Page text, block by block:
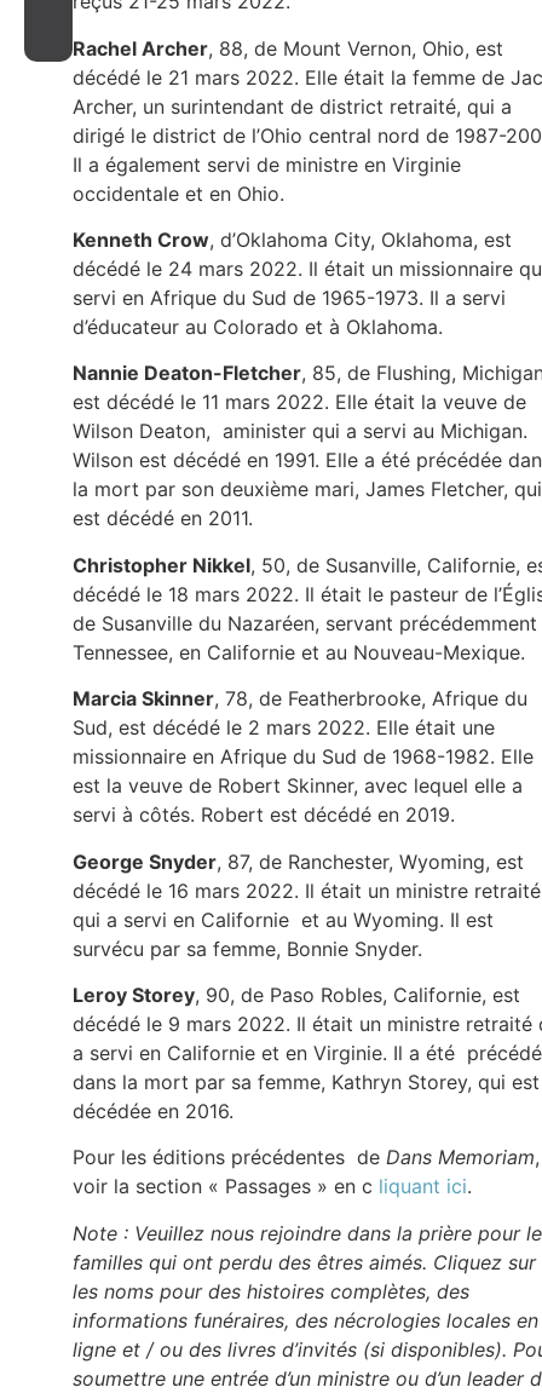
Rachel Archer, 88, de Mount Vernon, Ohio, est
décédé le 21 mars 2022. Elle était la femme de
Archer, un surintendant de district retraité, qui a
dirigé le district de l’Ohio central nord de 1987-
Il a également servi de ministre en Virginie
occidentale et en Ohio.
Kenneth Crow, d’Oklahoma City, Oklahoma, est
décédé le 24 mars 2022. Il était un missionnaire
servi en Afrique du Sud de 1965-1973. Il a servi
d’éducateur au Colorado et à Oklahoma.
Nannie Deaton-Fletcher, 85, de Flushing,
est décédé le 11 mars 2022. Elle était la veuve de
Wilson Deaton, aminister qui a servi au Michigan.
Wilson est décédé en 1991. Elle a été précédée
la mort par son deuxième mari, James Fletcher, qui
est décédé en 2011.
Christopher Nikkel, 50, de Susanville, Californie,
décédé le 18 mars 2022. Il était le pasteur de
de Susanville du Nazaréen, servant précédemment
Tennessee, en Californie et au Nouveau-Mexique.
Marcia Skinner, 78, de Featherbrooke, Afrique du
Sud, est décédé le 2 mars 2022. Elle était une
missionnaire en Afrique du Sud de 1968-1982. Elle
est la veuve de Robert Skinner, avec lequel elle a
servi à côtés. Robert est décédé en 2019.
George Snyder, 87, de Ranchester, Wyoming, est
décédé le 16 mars 2022. Il était un ministre retraité
qui a servi en Californie et au Wyoming. Il est
survécu par sa femme, Bonnie Snyder.
Leroy Storey, 90, de Paso Robles, Californie, est
décédé le 9 mars 2022. Il était un ministre retraité
a servi en Californie et en Virginie. Il a été précédé
dans la mort par sa femme, Kathryn Storey, qui est
décédée en 2016.
Pour les éditions précédentes de Dans Memoriam,
voir la section « Passages » en c liquant ici.
Note : Veuillez nous rejoindre dans la prière pour
familles qui ont perdu des êtres aimés. Cliquez sur
les noms pour des histoires complètes, des
informations funéraires, des nécrologies locales en
ligne et / ou des livres d’invités (si disponibles).
soumettre une entrée d’un ministre ou d’un leader